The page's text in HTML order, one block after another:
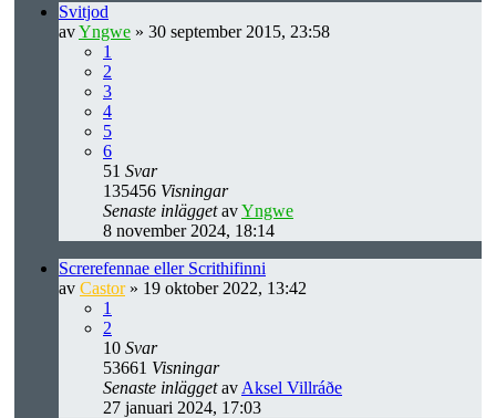
Svitjod
avYngwe » 30 september 2015, 23:58
1
2
3
4
5
6
51 Svar
135456 Visningar
Senaste inläggetavYngwe
8 november 2024, 18:14
Screrefennae eller Scrithifinni
av Castor» 19 oktober 2022, 13:42
1
2
10 Svar
53661 Visningar
Senaste inläggetav Aksel Villráðe
27 januari 2024, 17:03